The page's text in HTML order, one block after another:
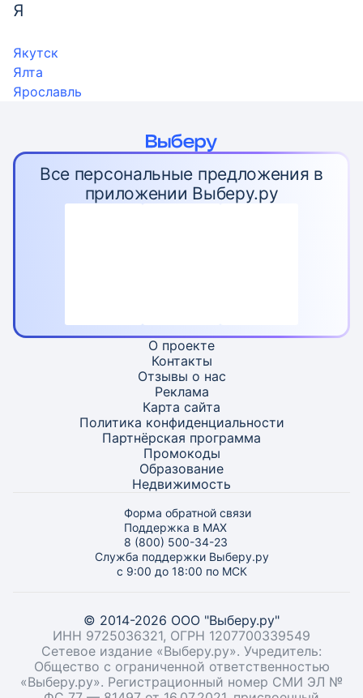
Я
Якутск
Ялта
Ярославль
Все персональные предложения в
приложении Выберу.ру
О проекте
Контакты
Отзывы о нас
Реклама
Карта сайта
Политика конфиденциальности
Партнёрская программа
Промокоды
Образование
Недвижимость
Форма обратной связи
Поддержка в MAX
8 (800) 500-34-23
Служба поддержки Выберу.ру
с 9:00 до 18:00 по МСК
© 2014-2026 ООО "Выберу.ру"
ИНН 9725036321, ОГРН 1207700339549
Сетевое издание «Выберу.ру». Учредитель:
Общество с ограниченной ответственностью
«Выберу.ру». Регистрационный номер СМИ ЭЛ №